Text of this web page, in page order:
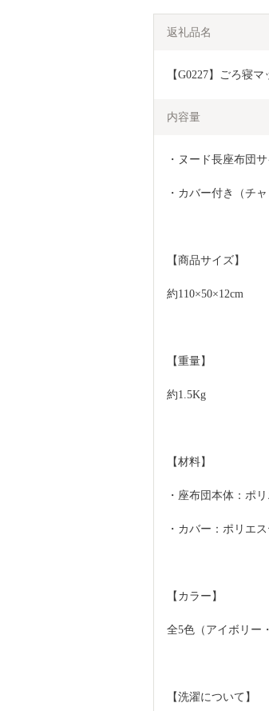
返礼品名
【G0227】ごろ寝
内容量
・ヌード長座布団
・カバー付き（チャ
【商品サイズ】
約110×50×12cm
【重量】
約1.5Kg
【材料】
・座布団本体：ポ
・カバー：ポリエ
【カラー】
全5色（アイボリー
【洗濯について】